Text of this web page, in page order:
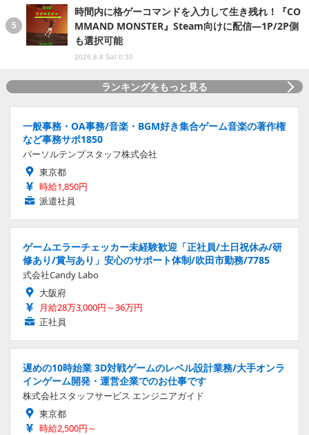
時間内に格ゲーコマンドを入力して生き残れ！『CO
MMAND MONSTER』Steam向けに配信―1P/2P側
も選択可能
2026.8.8 Sat 0:30
ランキングをもっと見る
一般事務・OA事務/音楽・BGM好き集合ゲーム音楽の著作権
など事務サポ1850
パーソルテンプスタッフ株式会社
東京都
時給1,850円
派遣社員
ゲームエラーチェッカー未経験歓迎「正社員/土日祝休み/研
修あり/賞与あり」安心のサポート体制/吹田市勤務/7785
式会社Candy Labo
大阪府
月給28万3,000円～36万円
正社員
遅めの10時始業 3D対戦ゲームのレベル設計業務/大手オンラ
インゲーム開発・運営企業でのお仕事です
株式会社スタッフサービス エンジニアガイド
東京都
時給2,500円～